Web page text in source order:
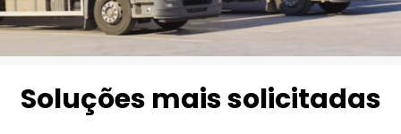
Soluções mais solicitadas